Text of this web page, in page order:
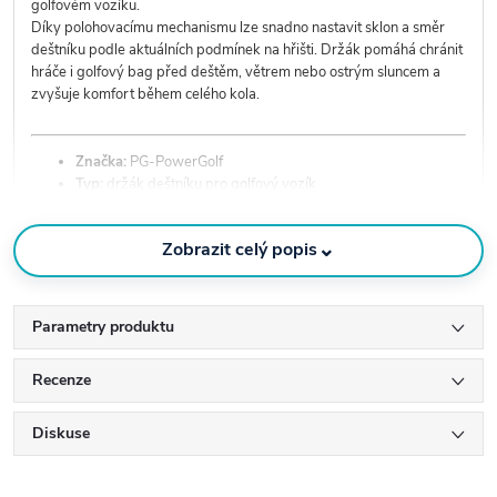
golfovém vozíku.
Díky polohovacímu mechanismu lze snadno nastavit sklon a směr
deštníku podle aktuálních podmínek na hřišti. Držák pomáhá chránit
hráče i golfový bag před deštěm, větrem nebo ostrým sluncem a
zvyšuje komfort během celého kola.
Značka: PG-PowerGolf
Typ:
držák deštníku pro golfový vozík
Konstrukce:lehká a odolná
polohovací, nastavitelný sklon
Určení:golfové vozíky
Hlavní výhody:
Možnost nastavení směru a úhlu deštníku
Lehká a odolná titanová konstrukce
Pomáhá chránit hráče i golfový bag
Zobrazit celý popis⌄
Parametry produktu
Recenze
Diskuse